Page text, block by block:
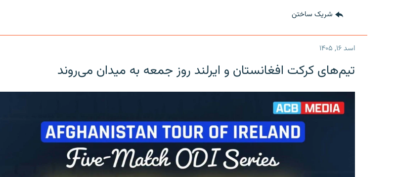
شریک ساختن
اسد ۱۶, ۱۴۰۵
تیم‌های کرکت افغانستان و ایرلند روز جمعه به میدان می‌روند